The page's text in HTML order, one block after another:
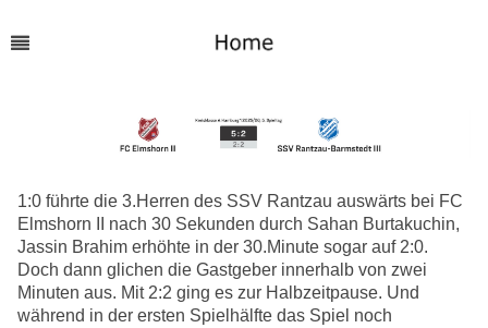
1:0 führte die 3.Herren des SSV Rantzau auswärts bei FC
Elmshorn II nach 30 Sekunden durch Sahan Burtakuchin,
Jassin Brahim erhöhte in der 30.Minute sogar auf 2:0.
Doch dann glichen die Gastgeber innerhalb von zwei
Minuten aus. Mit 2:2 ging es zur Halbzeitpause. Und
während in der ersten Spielhälfte das Spiel noch